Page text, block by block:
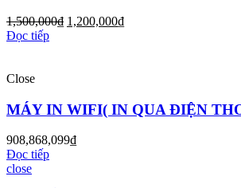
1,500,000₫ 1,200,000₫
Đọc tiếp
Close
MÁY IN WIFI( IN QUA ĐIỆN
908,868,099₫
Đọc tiếp
close